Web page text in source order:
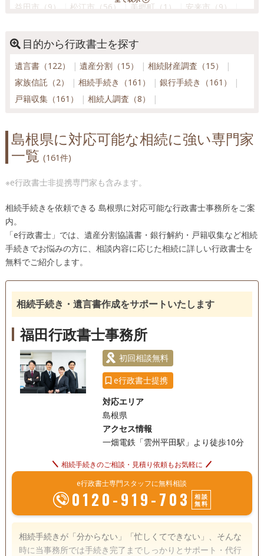
益田市（9）
松江市（56） 美郷町（1）
安来市（9）
目的から行政書士を探す
遺言書（122） 遺産分割（15）
相続財産調査（15）
家族信託（2）
相続手続き（161）
銀行手続き（161）
戸籍収集（161）
相続人調査（8）
島根県に対応可能な相続に強い専門家
一覧 (161件)
※e行政書士非提携専門家も含みます。
相続手続きを依頼できる 島根県に対応可能な行政書士事務所をご案
内。
「e行政書士」では、遺産分割協議書・銀行解約・戸籍収集など相続
手続きでお悩みの方に、相談内容に応じた相続に詳しい行政書士を
無料でご紹介します。
相続手続き・遺言書作成をサポートいたします
福田行政書士事務所
初回相談無料
e行政書士提携
対応エリア
島根県
アクセス情報
一畑電鉄「雲州平田駅」より徒歩10分
相続手続きのご相談・見積り依頼もお気軽に
e行政書士専門スタッフに無料相談
0120-919-703
相談
無料
相続手続きが「分からない」「忙しくてできない」、そんな
時に当事務所では手続き完了までしっかりとサポート・代行